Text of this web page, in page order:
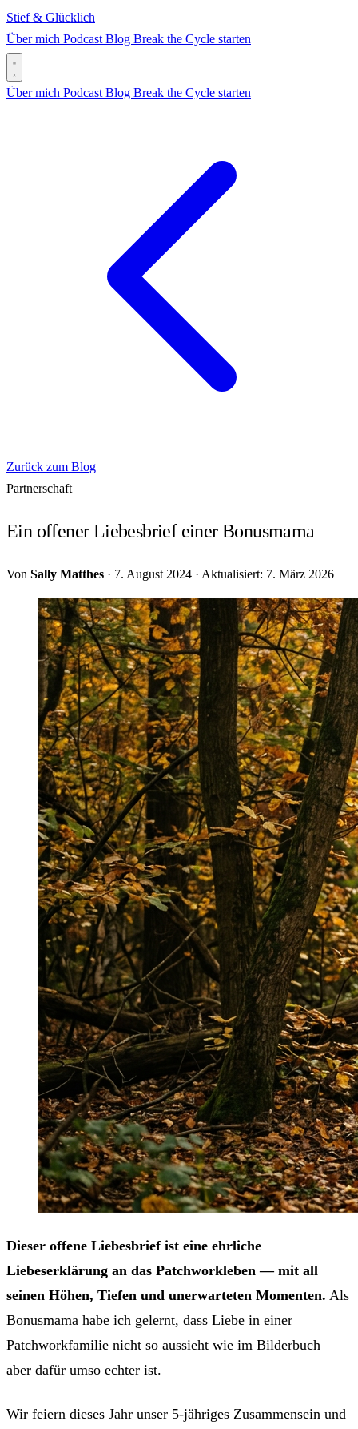
Stief & Glücklich
Über mich Podcast Blog Break the Cycle starten
Über mich Podcast Blog Break the Cycle starten
Zurück zum Blog
Partnerschaft
Ein offener Liebesbrief einer Bonusmama
Von Sally Matthes · 7. August 2024 · Aktualisiert: 7. März 2026
Dieser offene Liebesbrief ist eine ehrliche
Liebeserklärung an das Patchworkleben — mit all
seinen Höhen, Tiefen und unerwarteten Momenten. Als
Bonusmama habe ich gelernt, dass Liebe in einer
Patchworkfamilie nicht so aussieht wie im Bilderbuch —
aber dafür umso echter ist.
Wir feiern dieses Jahr unser 5-jähriges Zusammensein und